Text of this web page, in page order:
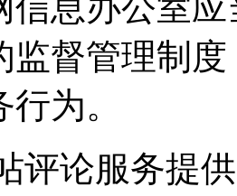
监督管理制
为。
评论服务提